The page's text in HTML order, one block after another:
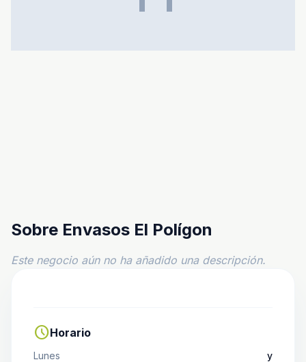
Sobre Envasos El Polígon
Este negocio aún no ha añadido una descripción.
scheduleHorario
Lunes
y